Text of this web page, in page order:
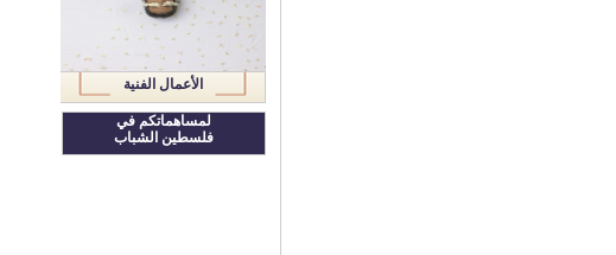
الأعمال الفنية
لمساهماتكم في
فلسطين الشباب